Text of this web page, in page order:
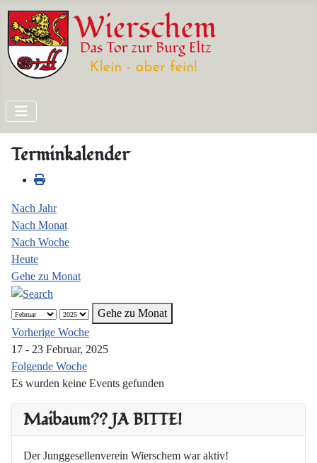
Maibaum?? JA BITTE!
Der Junggesellenverein Wierschem war aktiv!
Terminkalender
Nach Jahr
Nach Monat
Nach Woche
Heute
Gehe zu Monat
Gehe zu Monat
Vorherige Woche
17 - 23 Februar, 2025
Folgende Woche
Es wurden keine Events gefunden